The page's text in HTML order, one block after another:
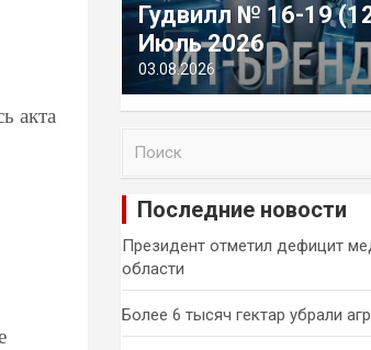
акта
Гудвилл № 16-19
Июль 2026
03.08.2026
и
Последние новости
Президент отметил дефицит
области
Более 6 тысяч гектар убрали